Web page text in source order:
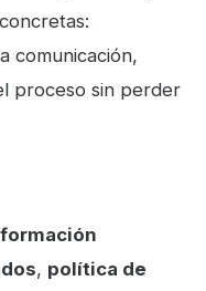
comunicación,
proceso sin perder
formación
, política de